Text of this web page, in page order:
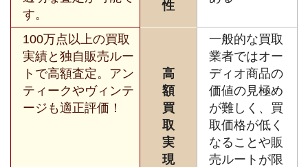
す。
性
100万点以上の買取
実績と独自販売ルー
トで高額査定。アン
ティークやヴィンテ
ージも適正評価！
高
額
買
取
実
現
一般的な買取
業者ではオー
ディオ商品の
価値の見極め
が難しく、買
取価格が低く
なることや販
売ルートが限